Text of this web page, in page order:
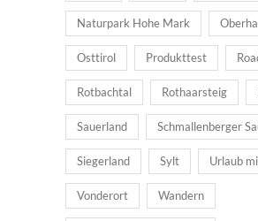
Naturpark Hohe Mark
Osttirol Produkttest
Rotbachtal Rothaarsteig
Sauerland Schmallenberger
Siegerland Sylt Urlaub
Vonderort Wandern